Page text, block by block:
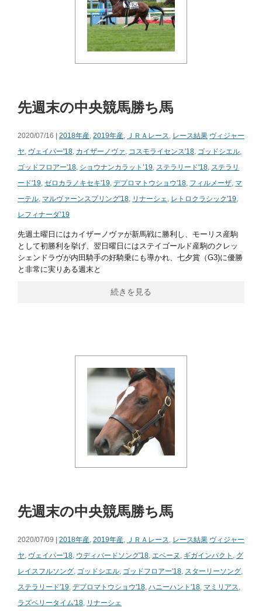
先週末の中央競馬勝ち馬
2020/07/16 | 2018年産, 2019年産, ＪＲＡレース, レース結果 ヴィジャー
ヤ, ヴェイパー'18, カイザーノヴァ, コスモライセンス'18, ゴッドシエル,
ゴッドフロアー'18, ショウナンカラット’19, ステラリード'18, ステラリ
ード'19, ゼロカラノキセキ'19, デプロマトウショウ'18, フィルメーザ, マ
ーテル, マルヴァーンスプリング'18, リナーシェ, レトロクラシック'19,
レフィナーダ’19
先週土曜日にはカイザーノヴァが新馬戦に勝利し、モーリス産駒
として初勝利を挙げ、翌日曜日にはステイゴールド産駒のクレッ
シェンドラヴが内田騎手の好騎乗にも導かれ、七夕賞（G3)に優勝
と非常に実りある週末と
続きを見る
先週末の中央競馬勝ち馬
2020/07/09 | 2018年産, 2019年産, ＪＲＡレース, レース結果 ヴィジャー
ヤ, ヴェイパー'18, ウディバードソング'18, エベーヌ , ギガインパクト , グ
レイスフルソング, ゴッドシエル, ゴッドフロアー'18, スターリーソング,
ステラリード'19, デプロマトウショウ'18, ハニーハント'18, マミリアス,
ラズベリータイム'18, リナーシェ